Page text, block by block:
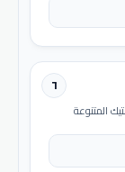
٦
المتنوعة